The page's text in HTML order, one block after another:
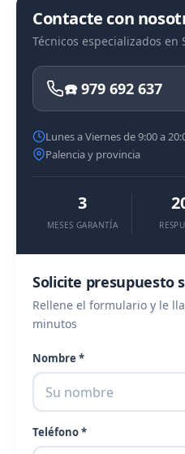
Contacte con
Técnicos especializados
☎️ 979 692 637
Lunes a Viernes de 9:00 a
Palencia y provincia
3
MESES GARANTÍA
Solicite presupuesto
Rellene el formulario y le
minutos
Nombre *
Teléfono *